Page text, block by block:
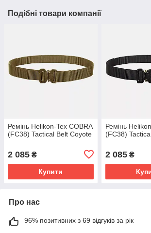
Подібні товари компанії
Ремінь Helikon-Tex COBRA
(FC38) Tactical Belt Coyote
2 085 ₴
Купити
Ремінь
(FC38)
2 085₴
Про нас
96% позитивних з 69 відгуків за рік